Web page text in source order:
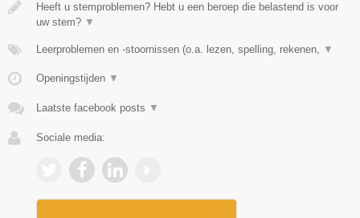
Heeft u stemproblemen? Hebt u een beroep die belastend is voor
uw stem? ▼
Leerproblemen en -stoornissen (o.a. lezen, spelling, rekenen, ▼
Openingstijden ▼
Laatste facebook posts ▼
Sociale media: